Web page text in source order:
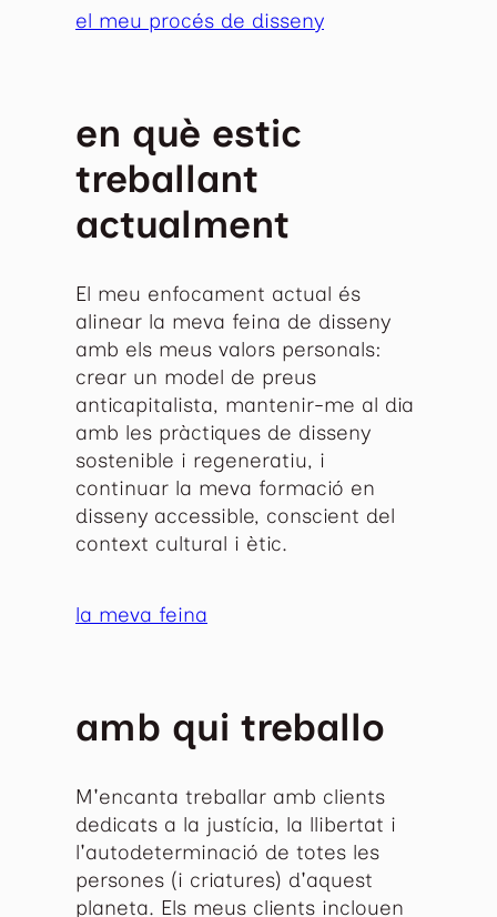
el meu procés de disseny
en què estic
treballant
actualment
El meu enfocament actual és
alinear la meva feina de disseny
amb els meus valors personals:
crear un model de preus
anticapitalista, mantenir-me al dia
amb les pràctiques de disseny
sostenible i regeneratiu, i
continuar la meva formació en
disseny accessible, conscient del
context cultural i ètic.
la meva feina
amb qui treballo
M'encanta treballar amb clients
dedicats a la justícia, la llibertat i
l'autodeterminació de totes les
persones (i criatures) d'aquest
planeta. Els meus clients inclouen